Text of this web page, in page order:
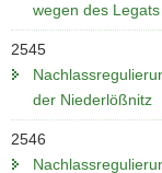
wegen des
2545
der Niederlößnitz
2546